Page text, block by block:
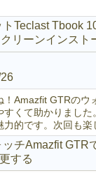
Teclast Tbook
リーンインスト
！Amazfit GTRのウ
すくて助かりまし
的です。次回も楽
チAmazfit GTR
する